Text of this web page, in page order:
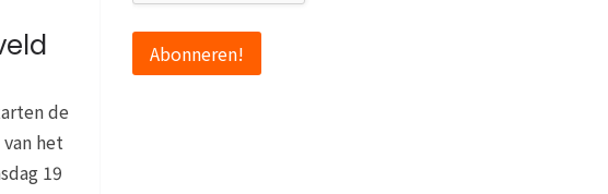
de
het
19